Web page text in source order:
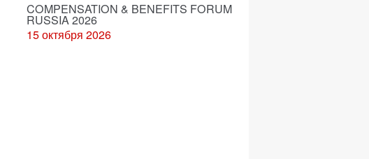
COMPENSATION & BENEFITS FORUM
RUSSIA 2026
15 октября 2026